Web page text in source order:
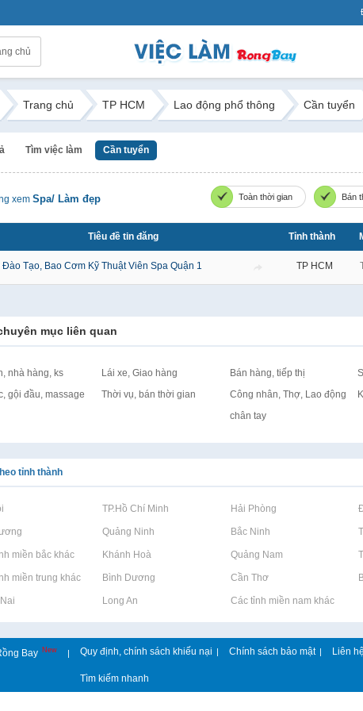
chủ
Trang chủ TP HCM Lao động phổ thông Cần tuyển
Tìm việc làm Cần tuyển
xem Spa/ Làm đẹp Toàn thời gian Bán
Tiêu đề tin đăng Tỉnh thành
Đào Tạo, Bao Cơm Kỹ Thuật Viên Spa Quận 1 TP HCM
mục liên quan
nhà hàng, ks Lái xe, Giao hàng Bán hàng, tiếp thị
gội đầu, massage
Thời vụ, bán thời gian
Công nhân, Thợ, Lao động
chân tay
tỉnh thành
Rao vặt tại TP.Hồ Chí Minh Rao vặt tại Hải Phòng Rao vặt tại
Rao vặt tại Quảng Ninh Rao vặt tại Bắc Ninh Rao vặt tại
miền bắc khácRao vặt tại Khánh Hoà Rao vặt tại Quảng Nam Rao vặt tại
miền trung khácRao vặt tại Bình Dương Rao vặt tại Cần Thơ Rao vặt tại
Rao vặt tại Long An Rao vặt tại Các tỉnh miền nam khác
Bay New | Quy định, chính sách khiếu nại | Chính sách bảo mật | Liên
Tìm kiếm nhanh